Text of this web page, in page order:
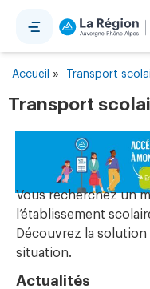
Accueil » Transport
Transport
Vous recherchez un
l’établissement
Découvrez la
situation.
Actualités